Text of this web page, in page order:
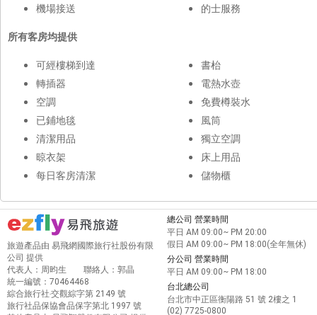
機場接送
的士服務
所有客房均提供
可經樓梯到達
轉插器
空調
已鋪地毯
清潔用品
晾衣架
每日客房清潔
書枱
電熱水壺
免費樽裝水
風筒
獨立空調
床上用品
儲物櫃